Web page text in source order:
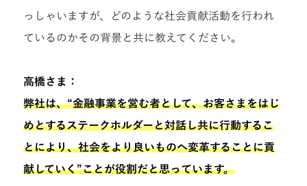
っしゃいますが、どのような社会貢献活動を行われ
ているのかその背景と共に教えてください。
高橋さま：
弊社は、“金融事業を営む者として、お客さまをはじ
めとするステークホルダーと対話し共に行動するこ
とにより、社会をより良いものへ変革することに貢
献していく”ことが役割だと思っています。